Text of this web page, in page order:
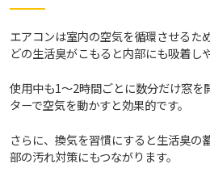
エアコンは室内の空気を循環させるた
どの生活臭がこもると内部にも吸着し
使用中も1～2時間ごとに数分だけ窓を
ターで空気を動かすと効果的です。
さらに、換気を習慣にすると生活臭の
部の汚れ対策にもつながります。